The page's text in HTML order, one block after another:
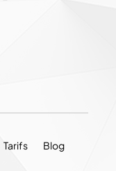
Tarifs
Blog